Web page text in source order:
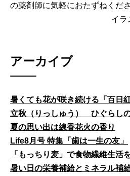
の薬剤師に気軽におたずねくださ
イラ
アーカイブ
暑くても花が咲き続ける「百日紅
立秋（りっしゅう） ひぐらし
夏の思い出は線香花火の香り
Life8月号 特集「歯は一生の友」
「もっちり麦」で食物繊維生活
暑い日の栄養補給とミネラル補